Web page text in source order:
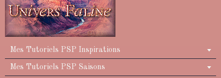
Mes Tutoriels PSP Inspirations
Mes Tutoriels PSP Saisons